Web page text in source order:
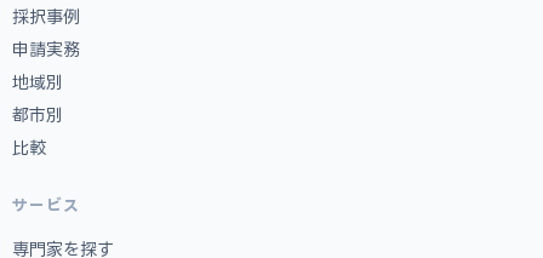
採択事例
申請実務
地域別
都市別
比較
サービス
専門家を探す